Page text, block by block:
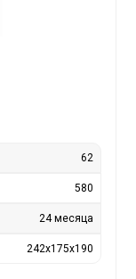
62
580
24 месяца
242x175x190